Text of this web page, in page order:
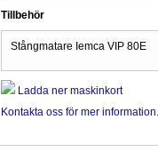
Tillbehör
Stångmatare Iemca VIP 80E
Ladda ner maskinkort
Kontakta oss för mer information.